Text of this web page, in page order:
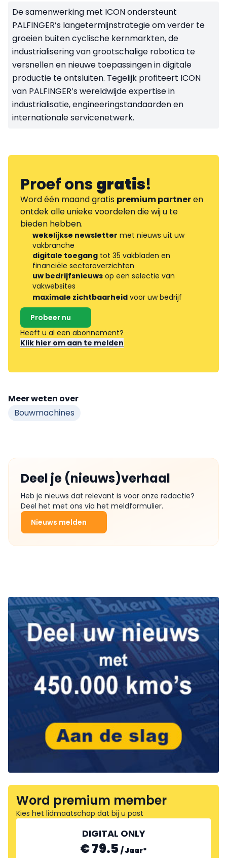
De samenwerking met ICON ondersteunt
PALFINGER’s langetermijnstrategie om verder te
groeien buiten cyclische kernmarkten, de
industrialisering van grootschalige robotica te
versnellen en nieuwe toepassingen in digitale
productie te ontsluiten. Tegelijk profiteert ICON
van PALFINGER’s wereldwijde expertise in
industrialisatie, engineeringstandaarden en
internationale servicenetwerk.
Proef onsgratis!
Word één maand gratis premium partneren
ontdek alle unieke voordelen die wij u te
bieden hebben.
wekelijkse newsletter met nieuws uit uw
vakbranche
digitale toegang tot 35 vakbladen en
financiële sectoroverzichten
uw bedrijfsnieuws op een selectie van
vakwebsites
maximale zichtbaarheid voor uw bedrijf
Probeer nu
Heeft u al een abonnement?
Klik hier om aan te melden
Meer weten over
Bouwmachines
Deel je (nieuws)verhaal
Heb je nieuws dat relevant is voor onze redactie?
Deel het met ons via het meldformulier.
Nieuws melden
Word premium member
Kies het lidmaatschap dat bij u past
DIGITAL ONLY
€ 79.5 /Jaar*